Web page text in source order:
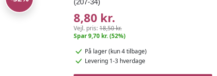
(207-34)
8,80 kr.
Vejl. pris:18,50 kr.
Spar 9,70 kr. (52%)
På lager(kun 4 tilbage)
Levering 1-3 hverdage